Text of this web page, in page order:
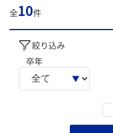
全10件
絞り込み
卒年